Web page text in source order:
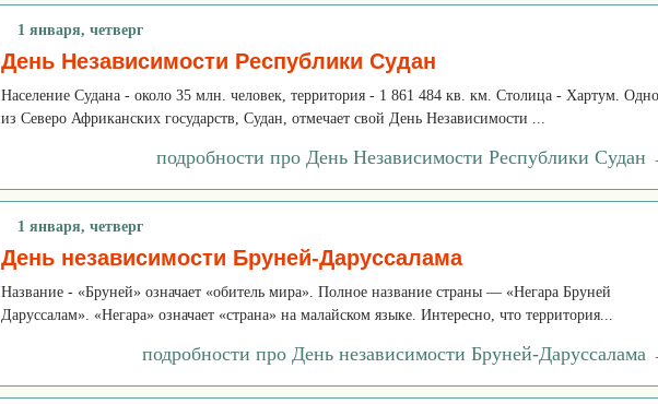
1 января, четверг
День Независимости Республики Судан
Население Судана - около 35 млн. человек, территория - 1 861 484 кв. км. Столица - Хартум. Одно
из Северо Африканских государств, Судан, отмечает свой День Независимости ...
подробности про День Независимости Республики Судан
1 января, четверг
День независимости Бруней-Даруссалама
Название - «Бруней» означает «обитель мира». Полное название страны — «Негара Бруней
Даруссалам». «Негара» означает «страна» на малайском языке. Интересно, что территория...
подробности про День независимости Бруней-Даруссалама